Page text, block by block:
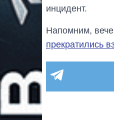
инцидент.
Напомним,
прекратились